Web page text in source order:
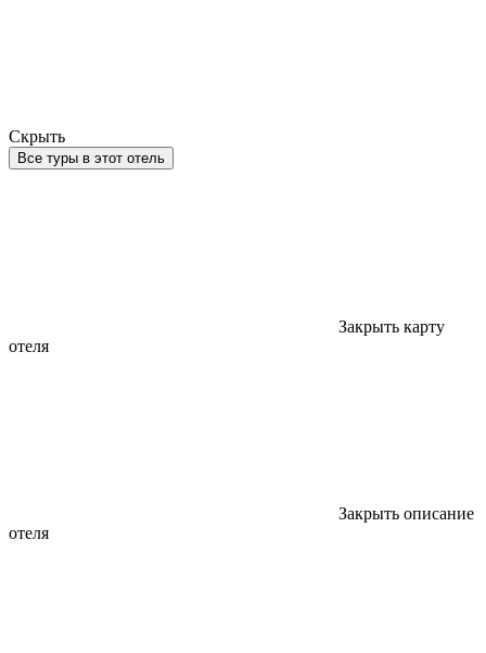
Скрыть
Все туры в этот отель
Закрыть карту
отеля
Закрыть описание
отеля